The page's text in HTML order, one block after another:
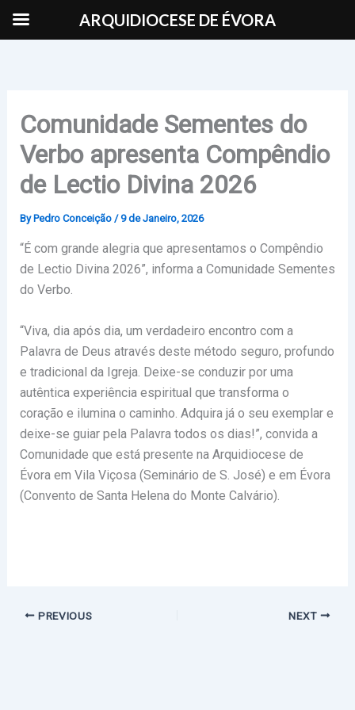
Comunidade Sementes do
Verbo apresenta Compêndio
de Lectio Divina 2026
By Pedro Conceição /9 de Janeiro, 2026
“É com grande alegria que apresentamos o Compêndio
de Lectio Divina 2026”, informa a Comunidade Sementes
do Verbo.
“Viva, dia após dia, um verdadeiro encontro com a
Palavra de Deus através deste método seguro, profundo
e tradicional da Igreja. Deixe-se conduzir por uma
autêntica experiência espiritual que transforma o
coração e ilumina o caminho. Adquira já o seu exemplar e
deixe-se guiar pela Palavra todos os dias!”, convida a
Comunidade que está presente na Arquidiocese de
Évora em Vila Viçosa (Seminário de S. José) e em Évora
(Convento de Santa Helena do Monte Calvário).
PREVIOUS NEXT
ARQUIDIOCESE DE ÉVORA